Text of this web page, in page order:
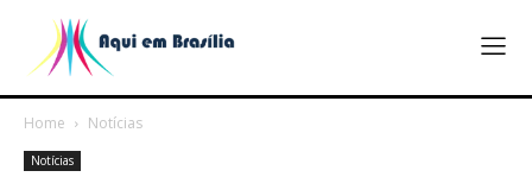
Home Notícias
Notícias